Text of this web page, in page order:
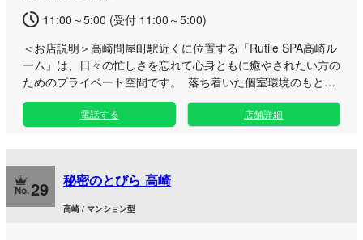
11:00～5:00 (受付 11:00～5:00)
＜お店説明＞高崎問屋町駅近くに位置する「Rutile SPA高崎ル
ーム」は、日々の忙しさを忘れて心身ともに癒やされたい方の
ためのプライベート空間です。 落ち着いた個室環境のもと、
厳選されたアロマオイルを贅沢に使用し、じんわりとコリをほ
ぐす丁寧なリンパドレナージュやホットオイル施術をご提供い
たします。お仕事帰りやご予定の合間など、隙間時間のリフレ
ときをご堪能ください。皆様のお越しを心よりお待ちしており
ます。
電話する 店舗詳細
29 秘密のとびら 高崎
高崎 / マンション型